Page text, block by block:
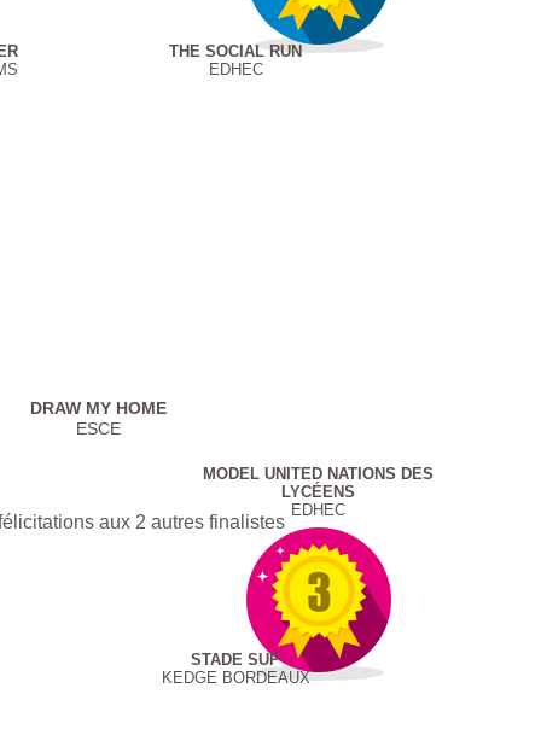
THE SOCIAL RUN
EDHEC
DRAW MY HOME
ESCE
aux 2 autres finalistes
MODEL UNITED NATIONS DES
LYCÉENS
EDHEC
STADE SUP
KEDGE BORDEAUX